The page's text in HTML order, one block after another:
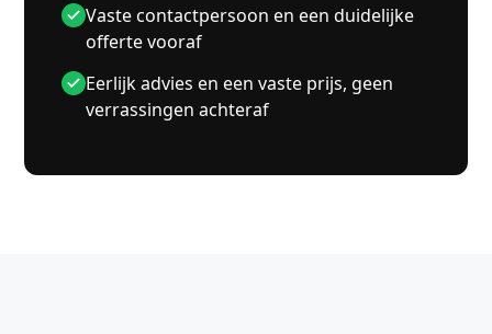
Vaste contactpersoon en een duidelijke
offerte vooraf
Eerlijk advies en een vaste prijs, geen
verrassingen achteraf